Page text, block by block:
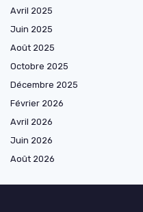
Avril 2025
Juin 2025
Août 2025
Octobre 2025
Décembre 2025
Février 2026
Avril 2026
Juin 2026
Août 2026